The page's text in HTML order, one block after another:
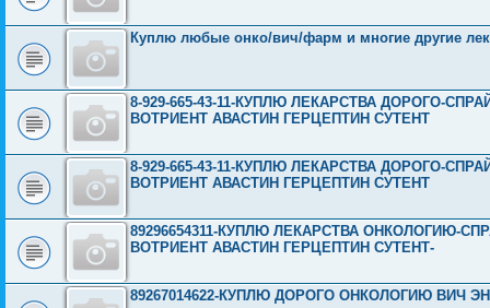
Куплю любые онко/вич/фарм и многие другие
8-929-665-43-11-КУПЛЮ ЛЕКАРСТВА ДОРОГО-
ВОТРИЕНТ АВАСТИН ГЕРЦЕПТИН СУТЕНТ
8-929-665-43-11-КУПЛЮ ЛЕКАРСТВА ДОРОГО-
ВОТРИЕНТ АВАСТИН ГЕРЦЕПТИН СУТЕНТ
89296654311-КУПЛЮ ЛЕКАРСТВА ОНКОЛОГИЮ-
ВОТРИЕНТ АВАСТИН ГЕРЦЕПТИН СУТЕНТ-
89267014622-КУПЛЮ ДОРОГО ОНКОЛОГИЮ ВИЧ